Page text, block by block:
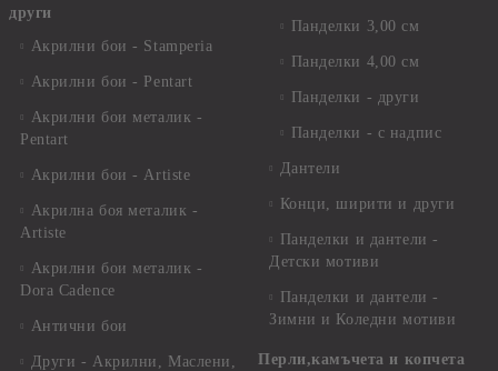
други
Акрилни бои - Stamperia
Акрилни бои - Pentart
Акрилни бои металик -
Pentart
Акрилни бои - Artiste
Акрилна боя металик -
Artiste
Акрилни бои металик -
Dora Cadence
Антични бои
Други - Акрилни, Маслени,
Панделки 3,00 см
Панделки 4,00 см
Панделки - други
Панделки - с надпис
Дантели
Конци, ширити и други
Панделки и дантели -
Детски мотиви
Панделки и дантели -
Зимни и Коледни мотиви
Перли,камъчета и копчета